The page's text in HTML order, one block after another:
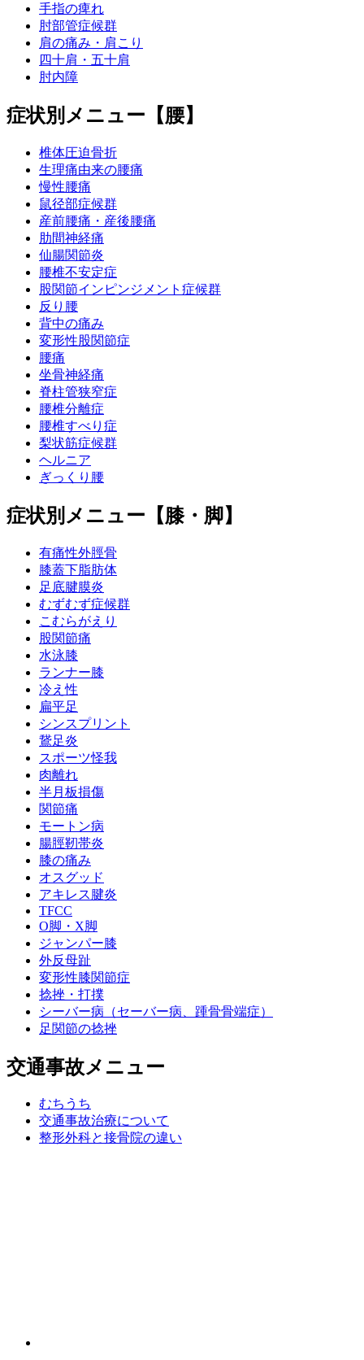
手指の痺れ
肘部管症候群
肩の痛み・肩こり
四十肩・五十肩
肘内障
症状別メニュー【腰】
椎体圧迫骨折
生理痛由来の腰痛
慢性腰痛
鼠径部症候群
産前腰痛・産後腰痛
肋間神経痛
仙腸関節炎
腰椎不安定症
股関節インピンジメント症候群
反り腰
背中の痛み
変形性股関節症
腰痛
坐骨神経痛
脊柱管狭窄症
腰椎分離症
腰椎すべり症
梨状筋症候群
ヘルニア
ぎっくり腰
症状別メニュー【膝・脚】
有痛性外脛骨
膝蓋下脂肪体
足底腱膜炎
むずむず症候群
こむらがえり
股関節痛
水泳膝
ランナー膝
冷え性
扁平足
シンスプリント
鵞足炎
スポーツ怪我
肉離れ
半月板損傷
関節痛
モートン病
腸脛靭帯炎
膝の痛み
オスグッド
アキレス腱炎
TFCC
O脚・X脚
ジャンパー膝
外反母趾
変形性膝関節症
捻挫・打撲
シーバー病（セーバー病、踵骨骨端症）
足関節の捻挫
交通事故メニュー
むちうち
交通事故治療について
整形外科と接骨院の違い